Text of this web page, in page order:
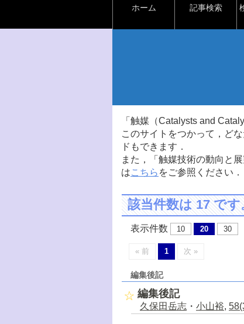
ホーム 記事検索
「触媒（Catalysts and
このサイトをつかって，ど
ドもできます．
また，「触媒技術の動向と
はこちら をご参照ください．
該当件数は 17 で
表示件数 10 20 30
« 前 1 次 »
編集後記
編集後記
久保田岳志 ・ 小山裕,